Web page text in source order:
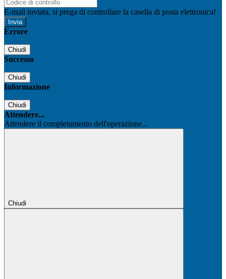
E-mail inviata, si prega di controllare la casella di posta elettronica!
Errore
Chiudi
Successo
Chiudi
Informazione
Chiudi
Attendere...
Attendere il completamento dell'operazione...
Chiudi